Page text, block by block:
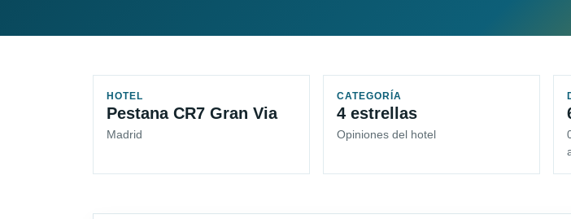
HOTEL
Pestana CR7 Gran Via
Madrid
CATEGORÍA
4 estrellas
Opiniones del hotel